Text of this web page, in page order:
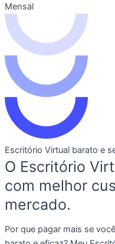
Mensal
Escritório Virtual barato e
O Escritório
com melhor
mercado.
Por que pagar mais se